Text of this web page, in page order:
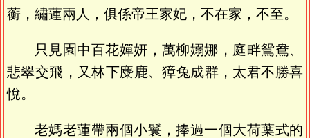
蘅，繡蓮兩人，俱係帝王家妃，不在家，不至。
只見園中百花嬋妍，萬柳嫋娜，庭畔鴛鴦、
悲翠交飛，又林下麋鹿、獐兔成群，太君不勝喜
悅。
老媽老蓮帶兩個小鬟，捧過一個大荷葉式的